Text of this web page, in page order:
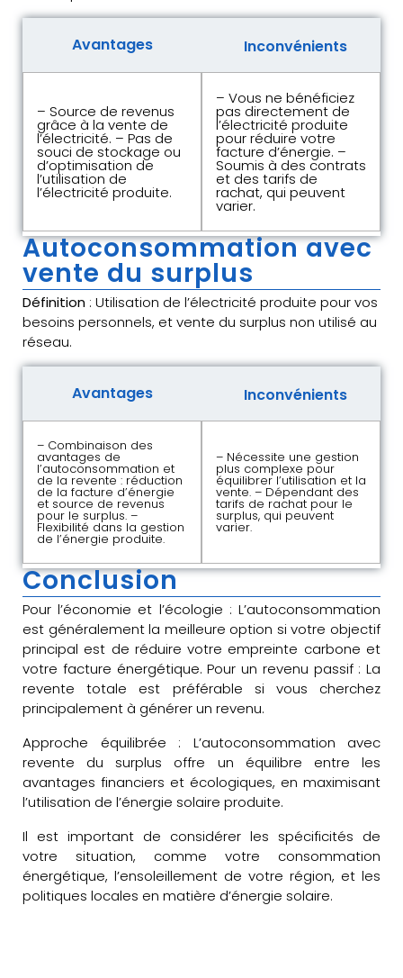
Avantages Inconvénients
– Source de revenus
grâce à la vente de
l’électricité. – Pas de
souci de stockage ou
d’optimisation de
l’utilisation de
l’électricité produite.
– Vous ne bénéficiez
pas directement de
l’électricité produite
pour réduire votre
facture d’énergie. –
Soumis à des contrats
et des tarifs de
rachat, qui peuvent
varier.
Autoconsommation avec
vente du surplus
Définition : Utilisation de l’électricité produite pour vos
besoins personnels, et vente du surplus non utilisé au
réseau.
Avantages Inconvénients
– Combinaison des
avantages de
l’autoconsommation et
de la revente : réduction
de la facture d’énergie
et source de revenus
pour le surplus. –
Flexibilité dans la gestion
de l’énergie produite.
– Nécessite une gestion
plus complexe pour
équilibrer l’utilisation et la
vente. – Dépendant des
tarifs de rachat pour le
surplus, qui peuvent
varier.
Conclusion
Pour l’économie et l’écologie : L’autoconsommation
est généralement la meilleure option si votre objectif
principal est de réduire votre empreinte carbone et
votre facture énergétique. Pour un revenu passif : La
revente totale est préférable si vous cherchez
principalement à générer un revenu.
Approche équilibrée : L’autoconsommation avec
revente du surplus offre un équilibre entre les
avantages financiers et écologiques, en maximisant
l’utilisation de l’énergie solaire produite.
Il est important de considérer les spécificités de
votre situation, comme votre consommation
énergétique, l’ensoleillement de votre région, et les
politiques locales en matière d’énergie solaire.